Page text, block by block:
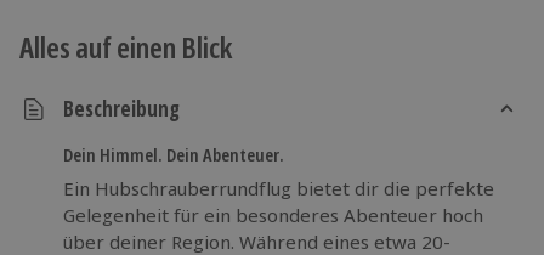
Alles auf einen Blick
Beschreibung
Dein Himmel. Dein Abenteuer.
Ein Hubschrauberrundflug bietet dir die perfekte
Gelegenheit für ein besonderes Abenteuer hoch
über deiner Region. Während eines etwa 20-